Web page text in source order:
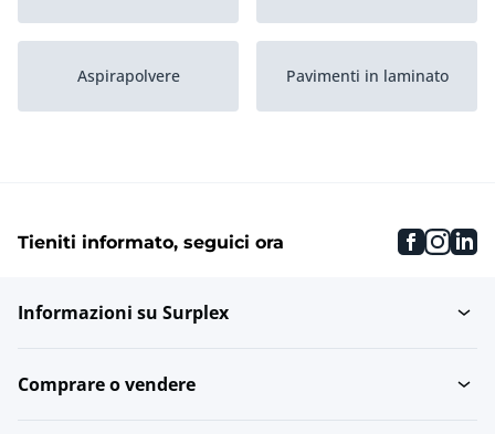
Aspirapolvere Pavimenti in laminato
Pavimento in sughero
Tieniti informato, seguici ora
Informazioni su Surplex
Comprare o vendere